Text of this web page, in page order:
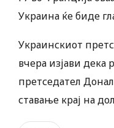
Украина ќе биде
Украинскиот
вчера изјави дека
претседател
ставање крај на